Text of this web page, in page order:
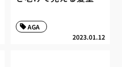
2023.01.12
AGA